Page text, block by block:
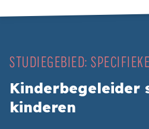
STUDIEGEBIED:
Kinderbegeleider
kinderen